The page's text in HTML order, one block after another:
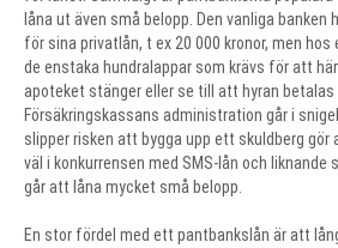
låna ut även små belopp. Den vanliga banken
för sina privatlån, t ex 20 000 kronor, men hos
de enstaka hundralappar som krävs för att
apoteket stänger eller se till att hyran
Försäkringskassans administration går i
slipper risken att bygga upp ett skuldberg
väl i konkurrensen med SMS-lån och liknande
går att låna mycket små belopp.
En stor fördel med ett pantbankslån är att